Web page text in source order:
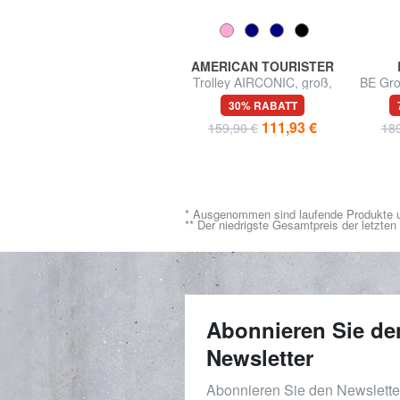
AMERICAN TOURISTER
Trolley AIRCONIC, groß,
leicht
30% RABATT
159,90 € 111,93 €
BE
* Ausgenommen sind laufende Produkte
** Der niedrigste Gesamtpreis der
Abonnieren Sie
Newsletter
Abonnieren Sie den